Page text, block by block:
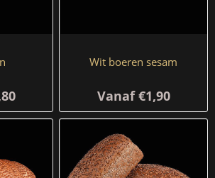
Wit boeren sesam
Vanaf €1,90